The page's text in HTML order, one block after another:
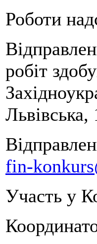
Роботи
робіт
fin-
Участь у